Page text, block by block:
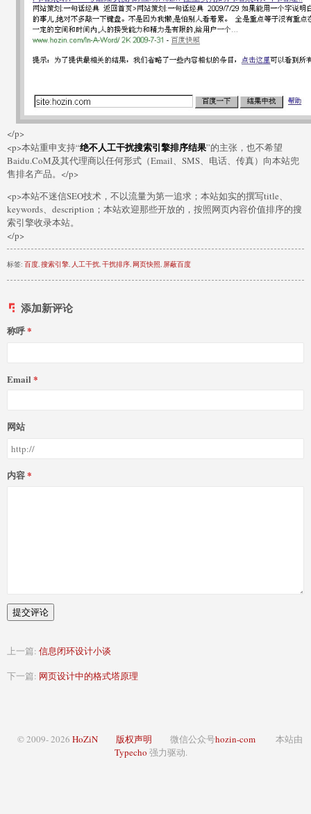
</p>
<p>本站重申支持“绝不人工干扰搜索引擎排序结果”的主张，也不希望
Baidu.CoM及其代理商以任何形式（Email、SMS、电话、传真）向本站兜
售排名产品。</p>
<p>本站不迷信SEO技术，不以流量为第一追求；本站如实的撰写title、
keywords、description；本站欢迎那些开放的，按照网页内容价值排序的搜
索引擎收录本站。
</p>
标签: 百度,搜索引擎, 人工干扰,干扰排序, 网页快照, 屏蔽百度
添加新评论
称呼
Email
网站
内容
提交评论
上一篇: 信息闭环设计小谈
下一篇: 网页设计中的格式塔原理
© 2009- 2026 HoZiN 版权声明 微信公众号hozin-com
本站由
Typecho 强力驱动.